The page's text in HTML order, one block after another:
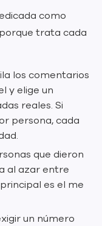
como
trata cada
los comentarios
y elige un
reales. Si
persona, cada
que dieron
al azar entre
es el me
un número